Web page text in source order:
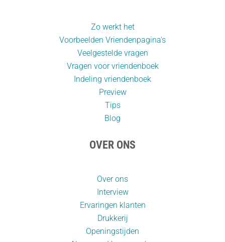
Zo werkt het
Voorbeelden Vriendenpagina's
Veelgestelde vragen
Vragen voor vriendenboek
Indeling vriendenboek
Preview
Tips
Blog
OVER ONS
Over ons
Interview
Ervaringen klanten
Drukkerij
Openingstijden